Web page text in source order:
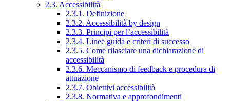
2.3. Accessibilità
2.3.1. Definizione
2.3.2. Accessibilità by design
2.3.3. Principi per l’accessibilità
2.3.4. Linee guida e criteri di successo
2.3.5. Come rilasciare una dichiarazione di
accessibilità
2.3.6. Meccanismo di feedback e procedura di
attuazione
2.3.7. Obiettivi accessibilità
2.3.8. Normativa e approfondimenti